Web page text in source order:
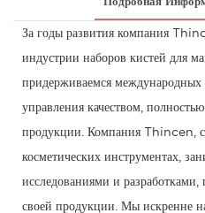
Подробная
За годы развития компания
индустрии наборов кистей для
придерживаемся международных
управления качеством, полностью
продукции. Компания Thincen,
косметических инструментах,
исследованиями и
своей продукции. Мы искренне